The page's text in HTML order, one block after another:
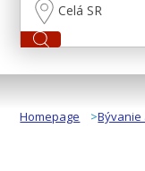
Celá SR
Homepage